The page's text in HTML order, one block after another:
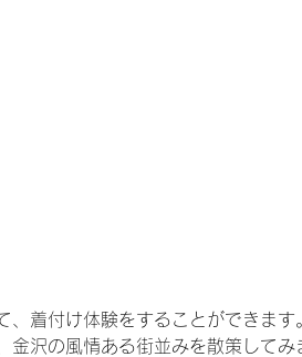
、着付け体験をすることができます
金沢の風情ある街並みを散策してみ